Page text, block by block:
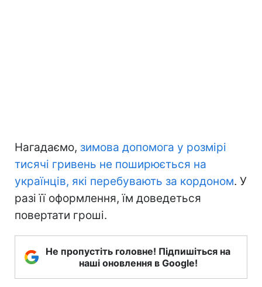
Нагадаємо, зимова допомога у розмірі
тисячі гривень не поширюється на
українців, які перебувають за кордоном. У
разі її оформлення, їм доведеться
повертати гроші.
Не пропустіть головне! Підпишіться на
наші оновлення в Google!